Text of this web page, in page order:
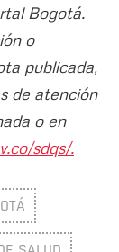
Bogotá.
o
publicada,
de atención
o en
sdqs/.